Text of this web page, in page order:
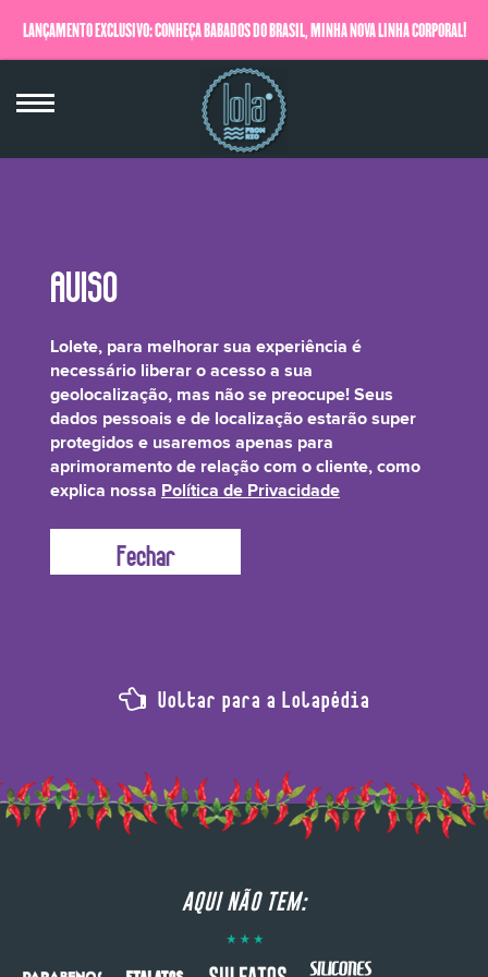
LANÇAMENTO EXCLUSIVO: CONHEÇA BABADOS DO BRASIL, MINHA NOVA LINHA CORPORAL!
QUERO SABER MAIS
Shorea Stenoptera Seed Butter
Manteiga de Illipe, que é semelhante à manteiga de cacau na sua composição
de triglicerídeos, possui propriedades altamente hidratantes que ajudam a
recuperar a barreira de hidratação para cabelos mais macios e saudáveis.
Voltar para a Lolapédia
AQUI NÃO TEM:
Lolete, para melhorar sua experiência é
necessário liberar o acesso a sua
geolocalização, mas não se preocupe! Seus
dados pessoais e de localização estarão super
protegidos e usaremos apenas para
aprimoramento de relação com o cliente, como
explica nossa Política de Privacidade